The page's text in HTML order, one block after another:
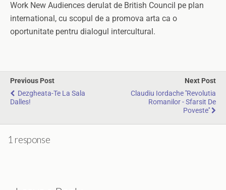
Work New Audiences derulat de British Council pe plan
international, cu scopul de a promova arta ca o
oportunitate pentru dialogul intercultural.
Previous Post
Dezgheata-Te La Sala
Dalles!
Next Post
Claudiu Iordache ''Revolutia
Romanilor - Sfarsit De
Poveste''
1 response